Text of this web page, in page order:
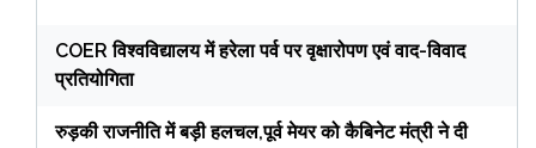
COER विश्वविद्यालय में हरेला पर्व पर वृक्षारोपण एवं वाद-विवाद
प्रतियोगिता
रुड़की राजनीति में बड़ी हलचल,पूर्व मेयर को कैबिनेट मंत्री ने दी